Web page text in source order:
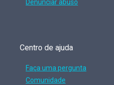
Denunciar abuso
Centro de ajuda
Faça uma pergunta
Comunidade